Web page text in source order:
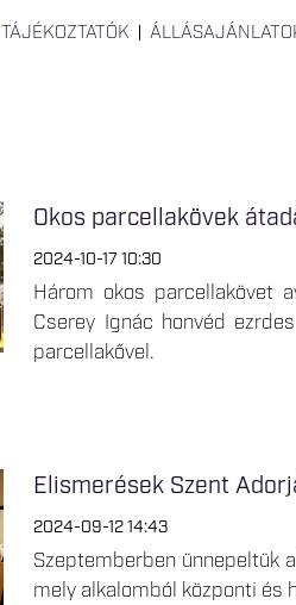
TÁJÉKOZTATÓK
Okos parcellakövek
2024-10-17 10:30
Három okos parcellakövet
Cserey Ignác honvéd
parcellakővel.
Elismerések Szent
2024-09-12 14:43
Szeptemberben ünnepeltük
mely alkalomból központi és